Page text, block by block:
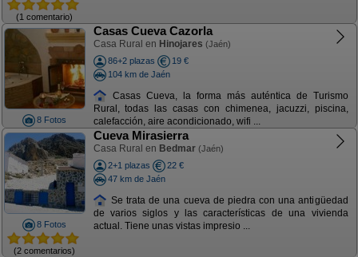
(1 comentario)
8 Fotos
Casas Cueva Cazorla
Casa Rural en Hinojares (Jaén)
86+2 plazas
19 €
104 km de Jaén
Casas Cueva, la forma más auténtica de Turismo
Rural, todas las casas con chimenea, jacuzzi, piscina,
calefacción, aire acondicionado, wifi ...
8 Fotos
(2 comentarios)
Cueva Mirasierra
Casa Rural en Bedmar (Jaén)
2+1 plazas
22 €
47 km de Jaén
Se trata de una cueva de piedra con una antigüedad
de varios siglos y las características de una vivienda
actual. Tiene unas vistas impresio ...